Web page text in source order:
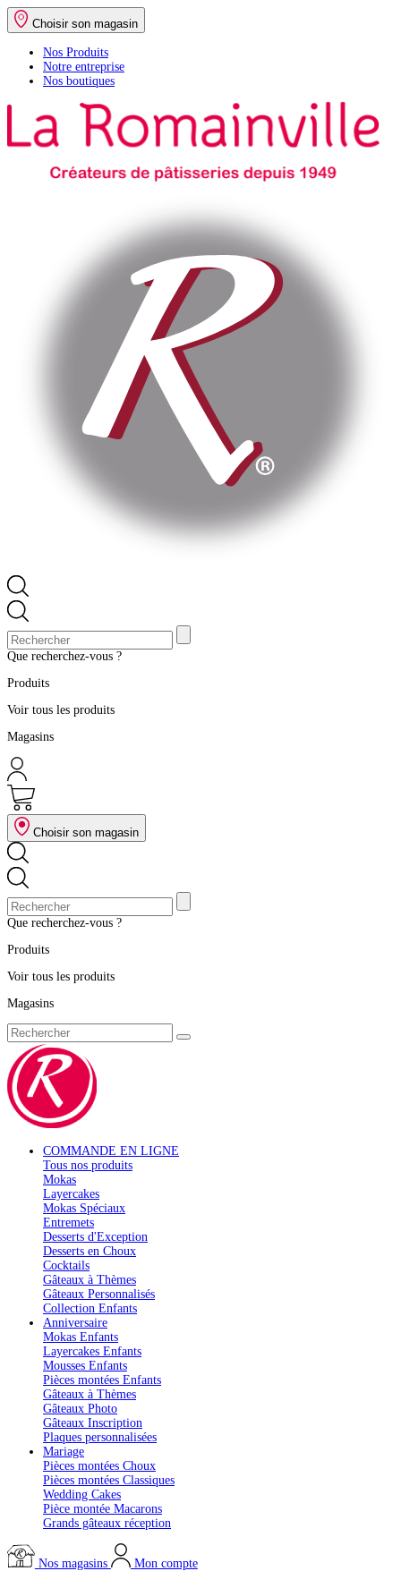
Choisir son magasin
Nos Produits
Notre entreprise
Nos boutiques
Que recherchez-vous ?
Produits
Voir tous les produits
Magasins
Choisir son magasin
Que recherchez-vous ?
Produits
Voir tous les produits
Magasins
COMMANDE EN LIGNE
Tous nos produits
Mokas
Layercakes
Mokas Spéciaux
Entremets
Desserts d'Exception
Desserts en Choux
Cocktails
Gâteaux à Thèmes
Gâteaux Personnalisés
Collection Enfants
Anniversaire
Mokas Enfants
Layercakes Enfants
Mousses Enfants
Pièces montées Enfants
Gâteaux à Thèmes
Gâteaux Photo
Gâteaux Inscription
Plaques personnalisées
Mariage
Pièces montées Choux
Pièces montées Classiques
Wedding Cakes
Pièce montée Macarons
Grands gâteaux réception
Nos magasins Mon compte